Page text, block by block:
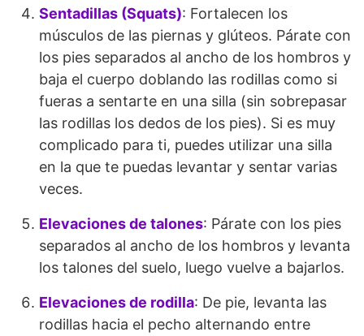
Sentadillas (Squats): Fortalecen los
músculos de las piernas y glúteos. Párate con
los pies separados al ancho de los hombros y
baja el cuerpo doblando las rodillas como si
fueras a sentarte en una silla (sin sobrepasar
las rodillas los dedos de los pies). Si es muy
complicado para ti, puedes utilizar una silla
en la que te puedas levantar y sentar varias
veces.
Elevaciones de talones: Párate con los pies
separados al ancho de los hombros y levanta
los talones del suelo, luego vuelve a bajarlos.
Elevaciones de rodilla: De pie, levanta las
rodillas hacia el pecho alternando entre